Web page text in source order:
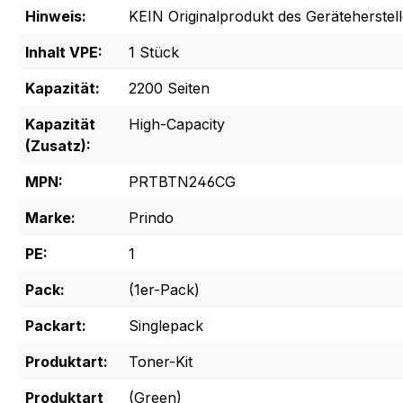
Hinweis:
KEIN Originalprodukt des
Inhalt VPE:
1 Stück
Kapazität:
2200 Seiten
Kapazität
(Zusatz):
High-Capacity
MPN:
PRTBTN246CG
Marke:
Prindo
PE:
1
Pack:
(1er-Pack)
Packart:
Singlepack
Produktart:
Toner-Kit
Produktart
(Green)